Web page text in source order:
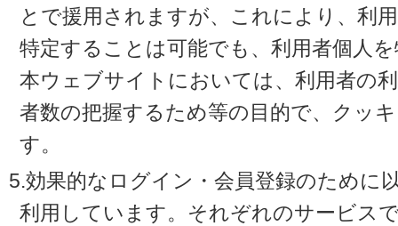
とで援用されますが、これにより、利
特定することは可能でも、利用者個人
本ウェブサイトにおいては、利用者の
者数の把握するため等の目的で、クッ
す。
5.効果的なログイン・会員登録のために
利用しています。それぞれのサービス